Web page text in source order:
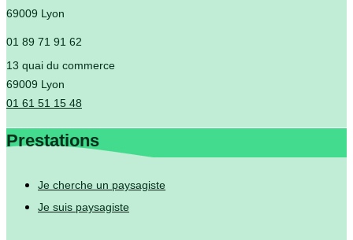
69009 Lyon
01 89 71 91 62
13 quai du commerce
69009 Lyon
01 61 51 15 48
Prestations
Je cherche un paysagiste
Je suis paysagiste